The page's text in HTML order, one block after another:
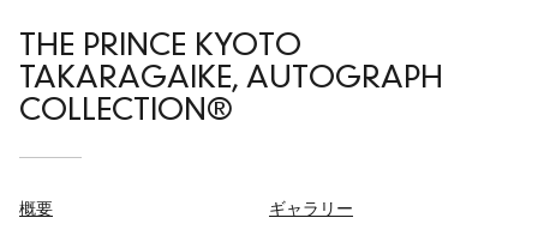
THE PRINCE KYOTO
TAKARAGAIKE, AUTOGRAPH
COLLECTION®
概要 ギャラリー